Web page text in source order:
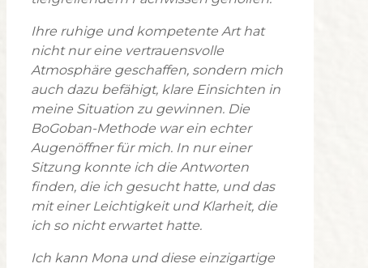
Ihre ruhige und kompetente Art hat
nicht nur eine vertrauensvolle
Atmosphäre geschaffen, sondern mich
auch dazu befähigt, klare Einsichten in
meine Situation zu gewinnen. Die
BoGoban-Methode war ein echter
Augenöffner für mich. In nur einer
Sitzung konnte ich die Antworten
finden, die ich gesucht hatte, und das
mit einer Leichtigkeit und Klarheit, die
ich so nicht erwartet hatte.
Ich kann Mona und diese einzigartige